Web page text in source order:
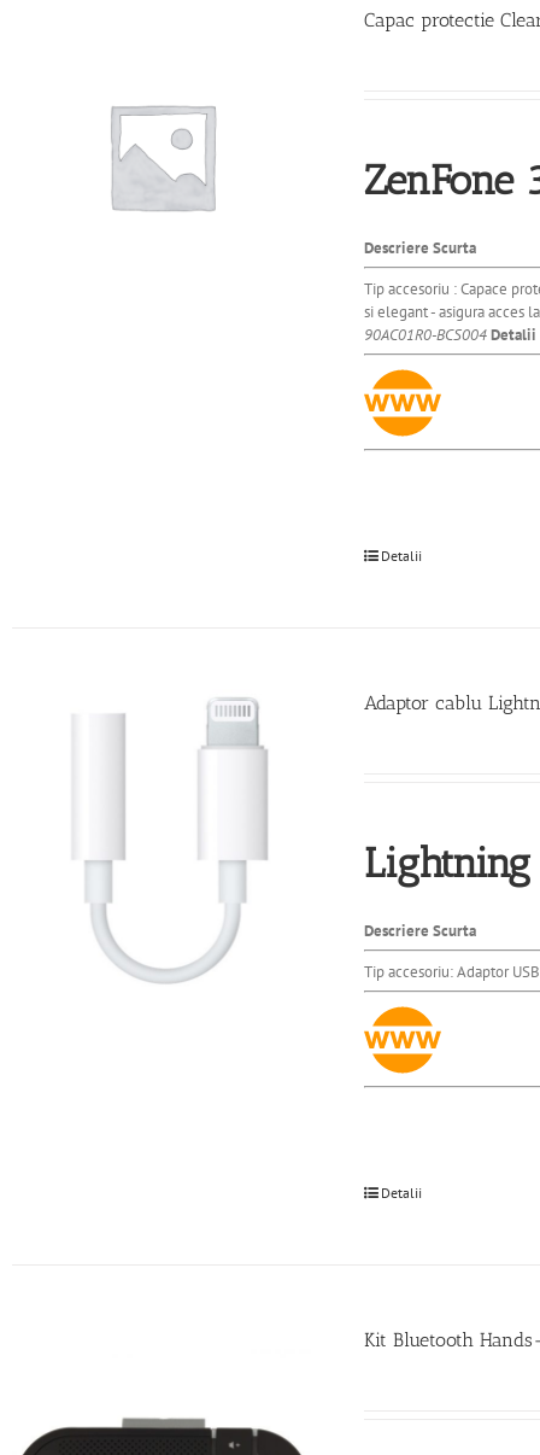
Capac protectie
Descriere Scurta
Tip accesoriu : Capace
si elegant - asigura acces
90AC01R0-BCS004 Detalii
Detalii
Adaptor cablu
Lightning
Descriere Scurta
Tip accesoriu: Adaptor
Detalii
Kit Bluetooth